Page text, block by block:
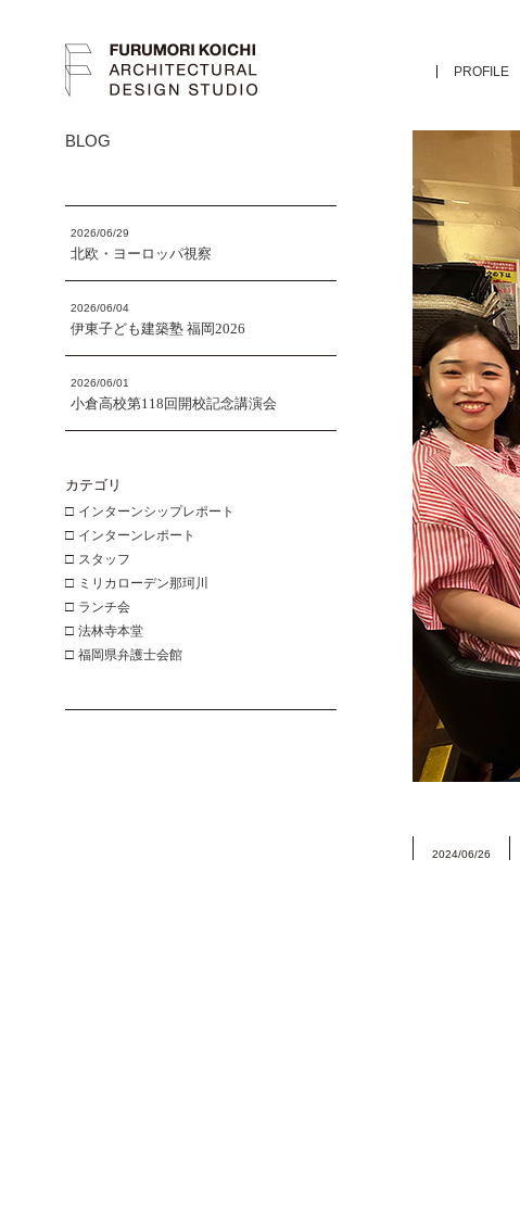
PROFILE
2024/06/26
BLOG
2026/06/29
北欧・ヨーロッパ視察
2026/06/04
伊東子ども建築塾 福岡2026
2026/06/01
小倉高校第118回開校記念講演会
カテゴリ
□ インターンシップレポート
□ インターンレポート
□ スタッフ
□ ミリカローデン那珂川
□ ランチ会
□ 法林寺本堂
□ 福岡県弁護士会館